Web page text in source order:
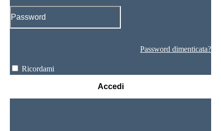
Password dimenticata?
Ricordami
Accedi